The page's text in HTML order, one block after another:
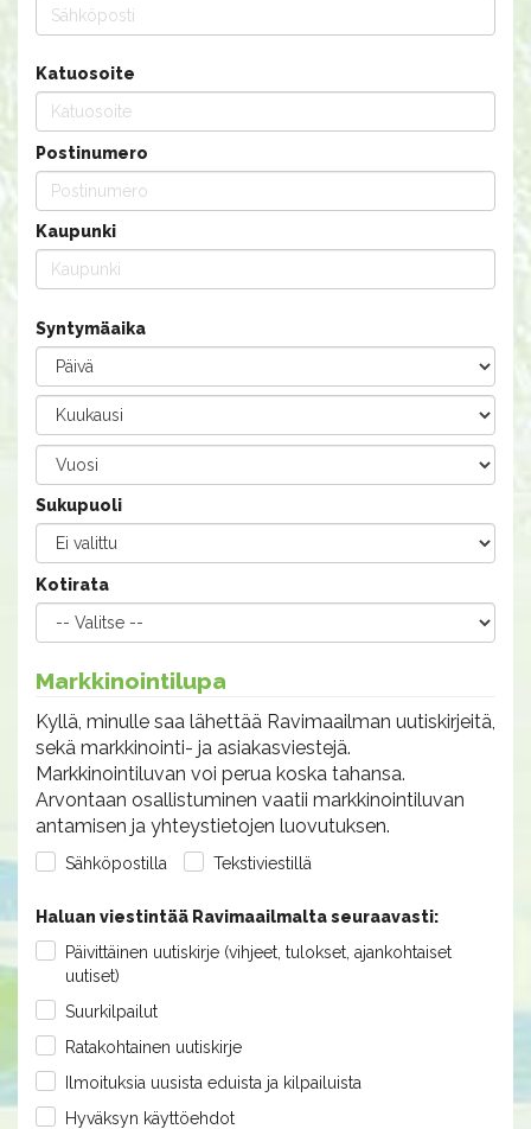
Katuosoite
Postinumero
Kaupunki
Syntymäaika
Sukupuoli
Kotirata
Markkinointilupa
Kyllä, minulle saa lähettää Ravimaailman uutiskirjeitä,
sekä markkinointi- ja asiakasviestejä.
Markkinointiluvan voi perua koska tahansa.
Arvontaan osallistuminen vaatii markkinointiluvan
antamisen ja yhteystietojen luovutuksen.
Sähköpostilla Tekstiviestillä
Haluan viestintää Ravimaailmalta seuraavasti:
Päivittäinen uutiskirje (vihjeet, tulokset, ajankohtaiset
uutiset)
Suurkilpailut
Ratakohtainen uutiskirje
Ilmoituksia uusista eduista ja kilpailuista
Hyväksyn käyttöehdot